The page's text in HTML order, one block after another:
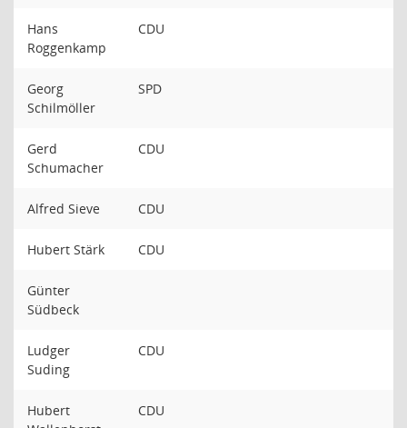
Hans
Roggenkamp
CDU
Georg
Schilmöller
SPD
Gerd
Schumacher
CDU
Alfred Sieve CDU
Hubert Stärk CDU
Günter
Südbeck
Ludger
Suding
CDU
Hubert
CDU